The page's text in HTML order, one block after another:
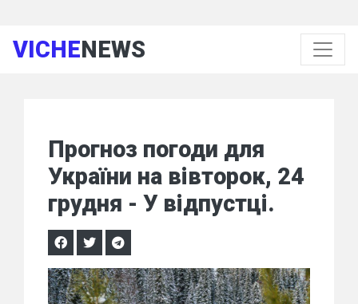
VICHENEWS
Прогноз погоди для
України на вівторок, 24
грудня - У відпустці.